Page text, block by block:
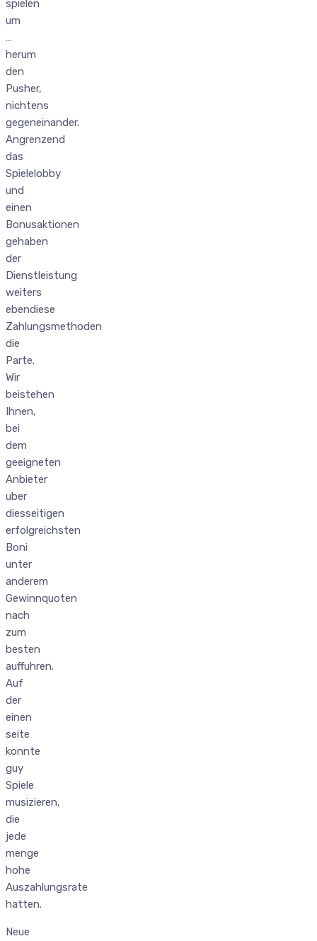
spielen
um
…
herum
den
Pusher,
nichtens
gegeneinander.
Angrenzend
das
Spielelobby
und
einen
Bonusaktionen
gehaben
der
Dienstleistung
weiters
ebendiese
Zahlungsmethoden
die
Parte.
Wir
beistehen
Ihnen,
bei
dem
geeigneten
Anbieter
uber
diesseitigen
erfolgreichsten
Boni
unter
anderem
Gewinnquoten
nach
zum
besten
auffuhren.
Auf
der
einen
seite
konnte
guy
Spiele
musizieren,
die
jede
menge
hohe
Auszahlungsrate
hatten.
Neue